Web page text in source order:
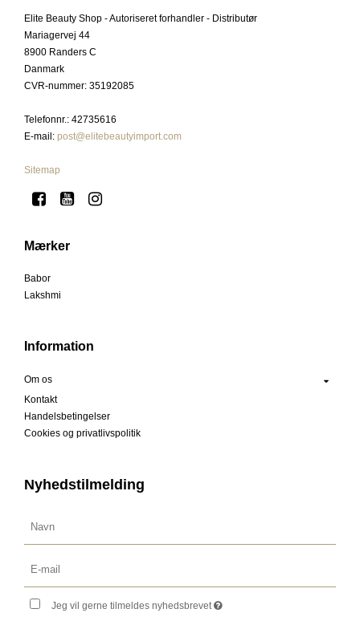
Elite Beauty Shop - Autoriseret forhandler - Distributør
Mariagervej 44
8900 Randers C
Danmark
CVR-nummer: 35192085
Telefonnr.: 42735616
E-mail : post@elitebeautyimport.com
Sitemap
Mærker
Babor
Lakshmi
Information
Om os
Kontakt
Handelsbetingelser
Cookies og privatlivspolitik
Nyhedstilmelding
Jeg vil gerne tilmeldes nyhedsbrevet